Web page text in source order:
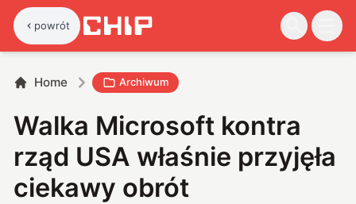
powrót
Home Archiwum
Walka Microsoft kontra
rząd USA właśnie przyjęła
ciekawy obrót